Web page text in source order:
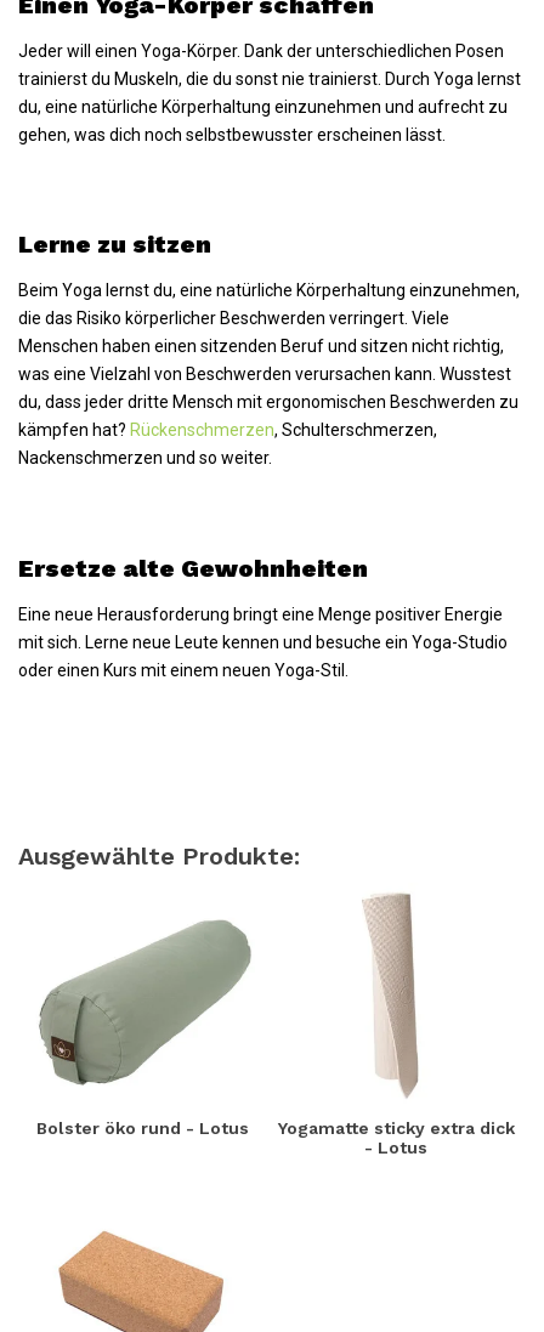
Jeder will einen Yoga-Körper. Dank der unterschiedlichen Posen
trainierst du Muskeln, die du sonst nie trainierst. Durch Yoga lernst
du, eine natürliche Körperhaltung einzunehmen und aufrecht zu
gehen, was dich noch selbstbewusster erscheinen lässt.
Lerne zu sitzen
Beim Yoga lernst du, eine natürliche Körperhaltung einzunehmen,
die das Risiko körperlicher Beschwerden verringert. Viele
Menschen haben einen sitzenden Beruf und sitzen nicht richtig,
was eine Vielzahl von Beschwerden verursachen kann. Wusstest
du, dass jeder dritte Mensch mit ergonomischen Beschwerden zu
kämpfen hat? Rückenschmerzen, Schulterschmerzen,
Nackenschmerzen und so weiter.
Ersetze alte Gewohnheiten
Eine neue Herausforderung bringt eine Menge positiver Energie
mit sich. Lerne neue Leute kennen und besuche ein Yoga-Studio
oder einen Kurs mit einem neuen Yoga-Stil.
Ausgewählte Produkte:
Bolster öko rund - Lotus
Yogamatte sticky extra dick
- Lotus